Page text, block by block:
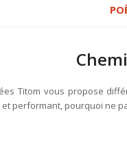
Titom vous propose
performant, pourquoi ne